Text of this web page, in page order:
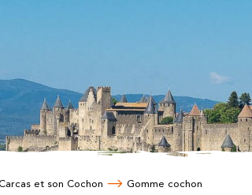
et son Cochon Gomme cochon